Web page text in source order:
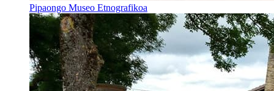
Pipaongo Museo Etnografikoa